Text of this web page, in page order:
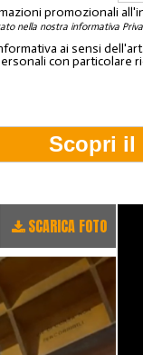
promozionali
nella nostra informativa
ai sensi
con particolare
SCARICA FOTO